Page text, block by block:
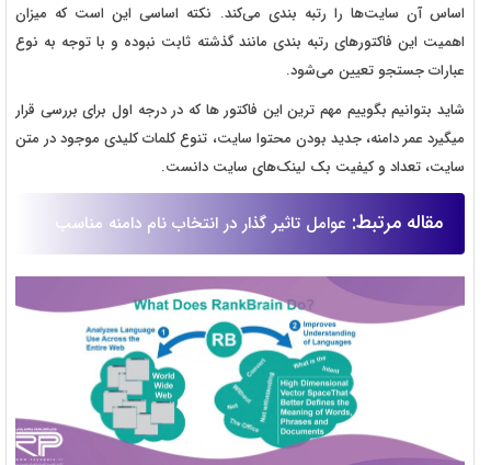
اساس آن سایت‌ها را رتبه بندی می‌کند. نکته اساسی این است که میزان
اهمیت این فاکتورهای رتبه بندی مانند گذشته ثابت نبوده و با توجه به نوع
عبارات جستجو تعیین می‌شود.
شاید بتوانیم بگوییم مهم ترین این فاکتور ها که در درجه اول برای بررسی قرار
میگیرد عمر دامنه، جدید بودن محتوا سایت، تنوع کلمات کلیدی موجود در متن
سایت، تعداد و کیفیت بک لینک‌های سایت دانست.
مقاله مرتبط: عوامل تاثیر گذار در انتخاب نام دامنه مناسب